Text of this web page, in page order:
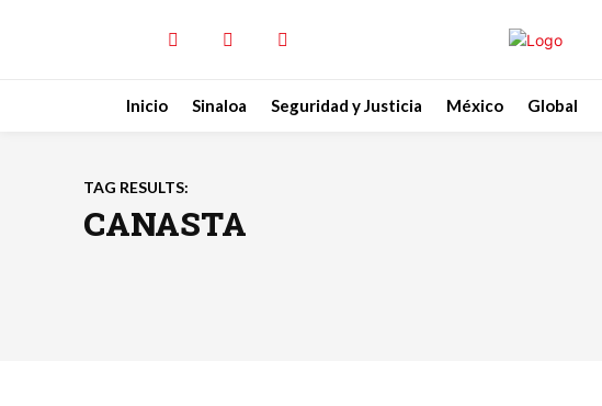
Inicio Sinaloa Seguridad y Justicia México Global
TAG RESULTS:
CANASTA